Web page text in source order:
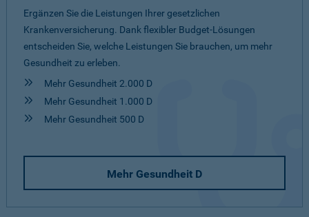
Ergänzen Sie die Leistungen Ihrer gesetzlichen
Krankenversicherung. Dank flexibler Budget-Lösungen
entscheiden Sie, welche Leistungen Sie brauchen, um mehr
Gesundheit zu erleben.
Mehr Gesundheit 2.000 D
Mehr Gesundheit 1.000 D
Mehr Gesundheit 500 D
Mehr Gesundheit D